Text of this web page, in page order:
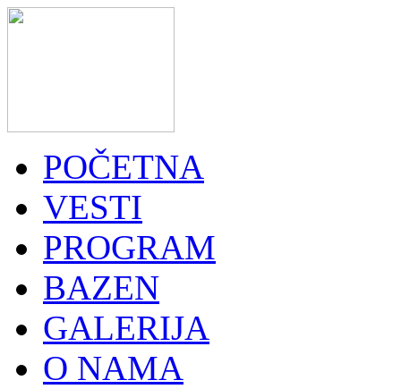
POČETNA
VESTI
PROGRAM
BAZEN
GALERIJA
O NAMA